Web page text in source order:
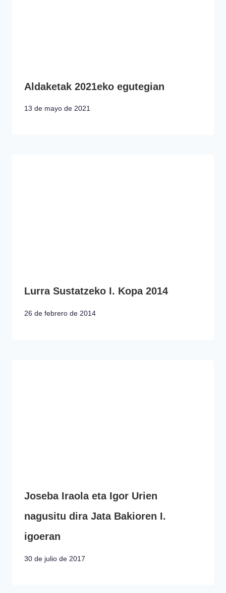
Aldaketak 2021eko egutegian
13 de mayo de 2021
Lurra Sustatzeko I. Kopa 2014
26 de febrero de 2014
Joseba Iraola eta Igor Urien
nagusitu dira Jata Bakioren I.
igoeran
30 de julio de 2017